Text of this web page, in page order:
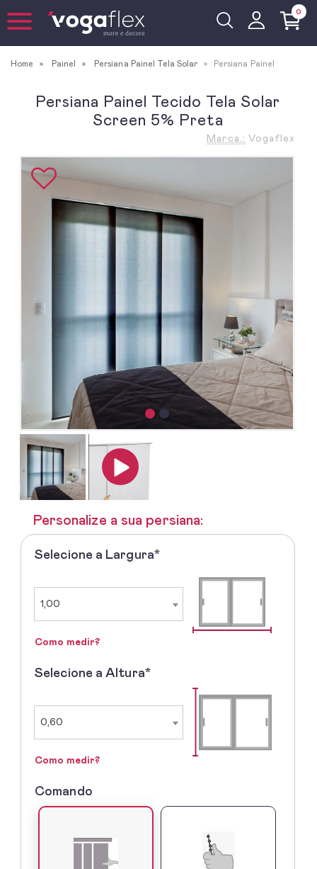
0
Home Painel Persiana Painel Tela Solar Persiana Painel
Persiana Painel Tecido Tela Solar
Screen 5% Preta
Marca.: Vogaflex
Personalize a sua persiana:
1º
Selecione a Largura*
1,00
Como medir?
2º
Selecione a Altura*
0,60
Como medir?
3º
Comando